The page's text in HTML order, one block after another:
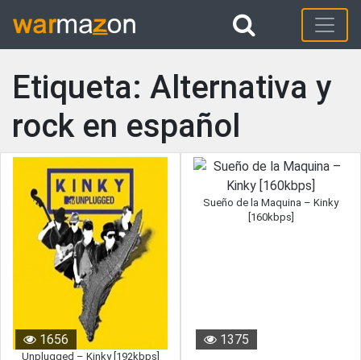
Etiqueta: Alternativa y
rock en español
1656
Unplugged – Kinky [192kbps]
1375
Sueño de la Maquina – Kinky
[160kbps]